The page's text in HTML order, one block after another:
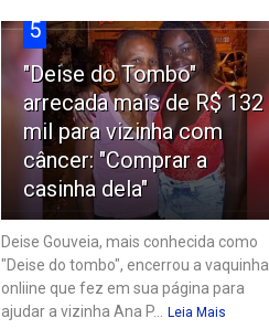
5
"Deise do Tombo"
arrecada mais de R$ 132
mil para vizinha com
câncer: "Comprar a
casinha dela"
Deise Gouveia, mais conhecida como
"Deise do tombo", encerrou a vaquinha
onliine que fez em sua página para
ajudar a vizinha Ana P...
Leia Mais